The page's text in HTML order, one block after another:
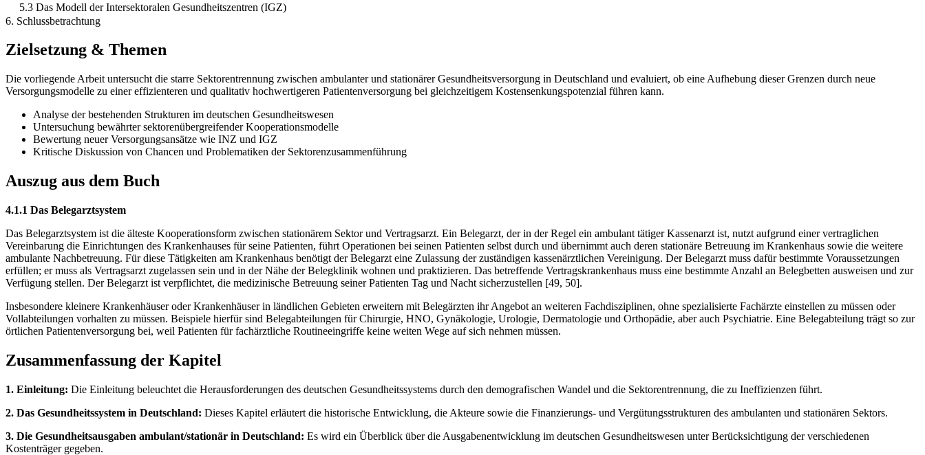
5.3 Das Modell der Intersektoralen Gesundheitszentren (IGZ)
6. Schlussbetrachtung
Zielsetzung & Themen
Die vorliegende Arbeit untersucht die starre Sektorentrennung zwischen ambulanter und stationärer Gesundheitsversorgung in Deutschland und evaluiert, ob eine Aufhebung dieser Grenzen durch neue
Versorgungsmodelle zu einer effizienteren und qualitativ hochwertigeren Patientenversorgung bei gleichzeitigem Kostensenkungspotenzial führen kann.
Analyse der bestehenden Strukturen im deutschen Gesundheitswesen
Untersuchung bewährter sektorenübergreifender Kooperationsmodelle
Bewertung neuer Versorgungsansätze wie INZ und IGZ
Kritische Diskussion von Chancen und Problematiken der Sektorenzusammenführung
Auszug aus dem Buch
4.1.1 Das Belegarztsystem
Das Belegarztsystem ist die älteste Kooperationsform zwischen stationärem Sektor und Vertragsarzt. Ein Belegarzt, der in der Regel ein ambulant tätiger Kassenarzt ist, nutzt aufgrund einer vertraglichen
Vereinbarung die Einrichtungen des Krankenhauses für seine Patienten, führt Operationen bei seinen Patienten selbst durch und übernimmt auch deren stationäre Betreuung im Krankenhaus sowie die weitere
ambulante Nachbetreuung. Für diese Tätigkeiten am Krankenhaus benötigt der Belegarzt eine Zulassung der zuständigen kassenärztlichen Vereinigung. Der Belegarzt muss dafür bestimmte Voraussetzungen
erfüllen; er muss als Vertragsarzt zugelassen sein und in der Nähe der Belegklinik wohnen und praktizieren. Das betreffende Vertragskrankenhaus muss eine bestimmte Anzahl an Belegbetten ausweisen und zur
Verfügung stellen. Der Belegarzt ist verpflichtet, die medizinische Betreuung seiner Patienten Tag und Nacht sicherzustellen [49, 50].
Insbesondere kleinere Krankenhäuser oder Krankenhäuser in ländlichen Gebieten erweitern mit Belegärzten ihr Angebot an weiteren Fachdisziplinen, ohne spezialisierte Fachärzte einstellen zu müssen oder
Vollabteilungen vorhalten zu müssen. Beispiele hierfür sind Belegabteilungen für Chirurgie, HNO, Gynäkologie, Urologie, Dermatologie und Orthopädie, aber auch Psychiatrie. Eine Belegabteilung trägt so zur
örtlichen Patientenversorgung bei, weil Patienten für fachärztliche Routineeingriffe keine weiten Wege auf sich nehmen müssen.
Zusammenfassung der Kapitel
1. Einleitung: Die Einleitung beleuchtet die Herausforderungen des deutschen Gesundheitssystems durch den demografischen Wandel und die Sektorentrennung, die zu Ineffizienzen führt.
2. Das Gesundheitssystem in Deutschland: Dieses Kapitel erläutert die historische Entwicklung, die Akteure sowie die Finanzierungs- und Vergütungsstrukturen des ambulanten und stationären Sektors.
3. Die Gesundheitsausgaben ambulant/stationär in Deutschland: Es wird ein Überblick über die Ausgabenentwicklung im deutschen Gesundheitswesen unter Berücksichtigung der verschiedenen
Kostenträger gegeben.